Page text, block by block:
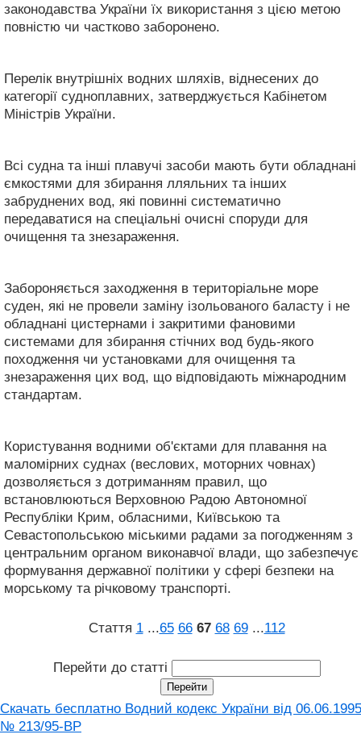
законодавства України їх використання з цією метою
повністю чи частково заборонено.
Перелік внутрішніх водних шляхів, віднесених до
категорії судноплавних, затверджується Кабінетом
Міністрів України.
Всі судна та інші плавучі засоби мають бути обладнані
ємкостями для збирання лляльних та інших
забруднених вод, які повинні систематично
передаватися на спеціальні очисні споруди для
очищення та знезараження.
Забороняється заходження в територіальне море
суден, які не провели заміну ізольованого баласту і не
обладнані цистернами і закритими фановими
системами для збирання стічних вод будь-якого
походження чи установками для очищення та
знезараження цих вод, що відповідають міжнародним
стандартам.
Користування водними об'єктами для плавання на
маломірних суднах (веслових, моторних човнах)
дозволяється з дотриманням правил, що
встановлюються Верховною Радою Автономної
Республіки Крим, обласними, Київською та
Севастопольською міськими радами за погодженням з
центральним органом виконавчої влади, що забезпечує
формування державної політики у сфері безпеки на
морському та річковому транспорті.
Стаття 1 ...65 66 67 68 69 ...112
Перейти до статті
Скачать бесплатно Водний кодекс України від 06.06.1995
№ 213/95-ВР